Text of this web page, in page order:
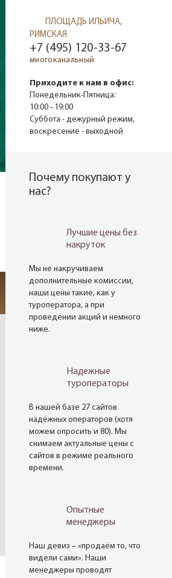
ПЛОЩАДЬ ИЛЬИЧА,
РИМСКАЯ
+7 (495) 120-33-67
многоканальный
Приходите к нам в офис:
Понедельник-Пятница:
10:00 - 19:00
Суббота - дежурный режим,
воскресение - выходной
Почему покупают у
нас?
Лучшие цены без
накруток
Мы не накручиваем
дополнительные комиссии,
наши цены такие, как у
туроператора, а при
проведении акций и немного
ниже.
Надежные
туроператоры
В нашей базе 27 сайтов
надёжных операторов (хотя
можем опросить и 80). Мы
снимаем актуальные цены с
сайтов в режиме реального
времени.
Опытные
менеджеры
Наш девиз – «продаём то, что
видели сами». Наши
менеджеры проводят